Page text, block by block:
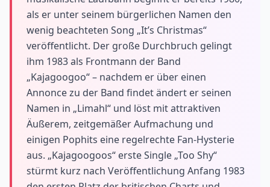
als er unter seinem bürgerlichen Namen den
wenig beachteten Song „It’s Christmas“
veröffentlicht. Der große Durchbruch gelingt
ihm 1983 als Frontmann der Band
„Kajagoogoo“ – nachdem er über einen
Annonce zu der Band findet ändert er seinen
Namen in „Limahl“ und löst mit attraktiven
Äußerem, zeitgemäßer Aufmachung und
einigen Pophits eine regelrechte Fan-Hysterie
aus. „Kajagoogoos“ erste Single „Too Shy“
stürmt kurz nach Veröffentlichung Anfang 1983